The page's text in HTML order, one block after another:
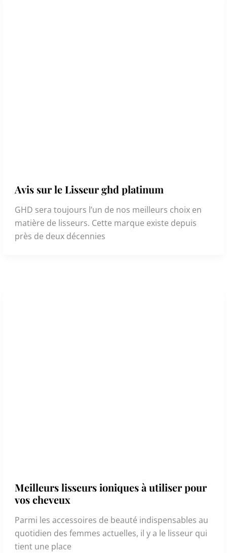
Avis sur le Lisseur ghd platinum
GHD sera toujours l’un de nos meilleurs choix en
matière de lisseurs. Cette marque existe depuis
près de deux décennies
Meilleurs lisseurs ioniques à utiliser pour
vos cheveux
Parmi les accessoires de beauté indispensables au
quotidien des femmes actuelles, il y a le lisseur qui
tient une place